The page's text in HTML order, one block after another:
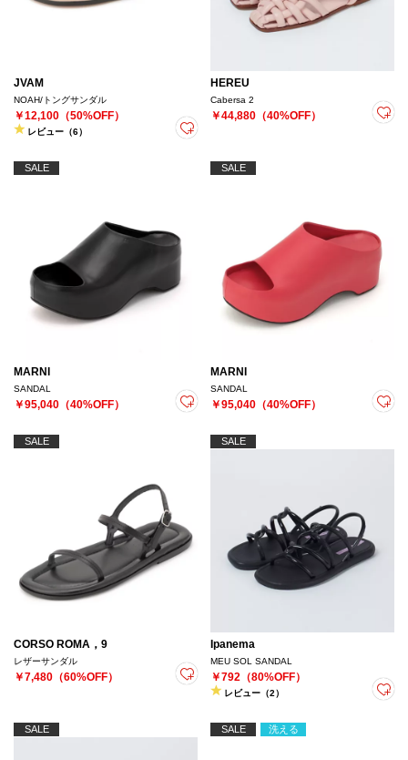
JVAM
NOAH/トングサンダル
￥12,100（50%OFF）
レビュー（6）
HEREU
Cabersa 2
￥44,880（40%OFF）
SALE
MARNI
SANDAL
￥95,040（40%OFF）
SALE
MARNI
SANDAL
￥95,040（40%OFF）
SALE
CORSO ROMA，9
レザーサンダル
￥7,480（60%OFF）
SALE
Ipanema
MEU SOL SANDAL
￥792（80%OFF）
レビュー（2）
SALE SALE 洗える